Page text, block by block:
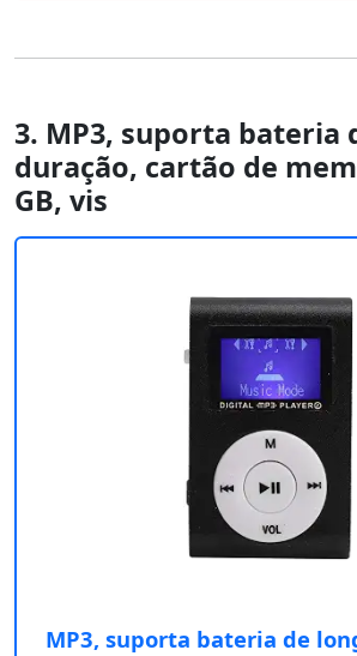
3. MP3, suporta bateria
duração, cartão de
GB, vis
MP3, suporta bateria de